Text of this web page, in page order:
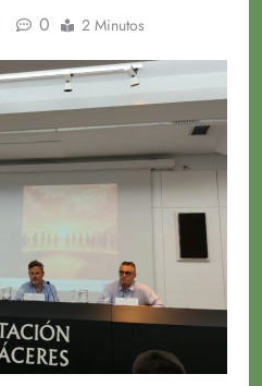
0 2 Minutos